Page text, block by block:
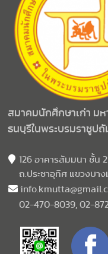
สมาคมนักศึกษาเก่า มห
ธนบุรีในพระบรมราชูป
126 อาคารสัมมนา ชั้น
ถ.ประชาอุทิศ แขวงบา
02-470-8039, 02-